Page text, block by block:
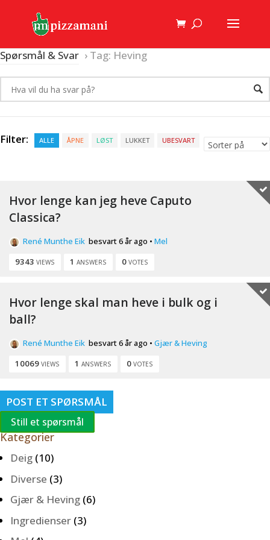
Spørsmål & Svar › Tag: Heving
Filter: ALLE ÅPNE LØST LUKKET UBESVART
Hvor lenge kan jeg heve Caputo
Classica?
René Munthe Eik besvart 6 år ago • Mel
9343 VIEWS 1 ANSWERS 0 VOTES
Hvor lenge skal man heve i bulk og i
ball?
René Munthe Eik besvart 6 år ago • Gjær & Heving
10069 VIEWS 1 ANSWERS 0 VOTES
POST ET SPØRSMÅL
Still et spørsmål
Kategorier
Deig (10)
Diverse (3)
Gjær & Heving (6)
Ingredienser (3)